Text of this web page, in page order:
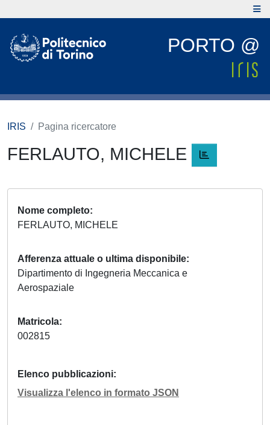
PORTO @
IRIS Pagina ricercatore
FERLAUTO, MICHELE
Nome completo
FERLAUTO, MICHELE
Afferenza attuale o ultima disponibile
Dipartimento di Ingegneria Meccanica e
Aerospaziale
Matricola
002815
Elenco pubblicazioni
Visualizza l'elenco in formato JSON